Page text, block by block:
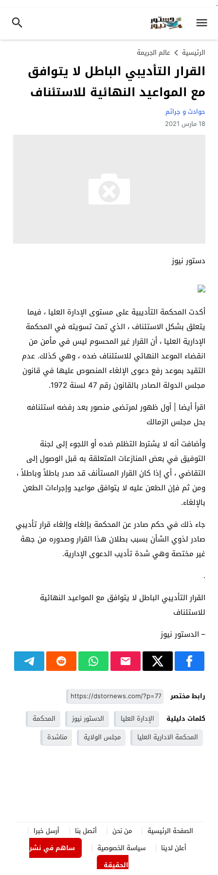
.
الرئيسية عالم الجريمة
القرار التأديبي الباطل لا يتوافق
مع المواعيد النهائية للاستئناف
حوادث و جرائم
18 مارس 2021
دستور نيوز
أكدت المحكمة التأديبية على مستوى الإدارة العليا ، فيما
يتعلق بشكل الاستئناف ، الذي تمت تسويته في المحكمة
الإدارية العليا ، أن القرار غير المحسوم ليس في مأمن من
انقضاء الموعد النهائي للاستئناف ضده ، وهي كذلك. عدم
التقيد بموعد رفع دعوى الإلغاء المنصوص عليها في قانون
مجلس الدولة الصادر بالقانون رقم 47 لسنة 1972.
اقرأ أيضا | أول ظهور لمرتضى منصور بعد رفضه استئنافه
بحل مجلس الزمالك
وأضافت أنه لا يشترط التظلم ضده أو اللجوء إلى لجنة
التوفيق في بعض المنازعات المتعلقة به قبل الوصول إلى
التقاضي ، أي إذا كان القرار المستأنف قد صدر باطلاً وباطلاً ،
ومن ثم فإن الطعن عليه لا يتوافق مواعيد وإجراءات الطعن
بالإلغاء.
جاء ذلك في حكم صادر عن المحكمة بإلغاء وإلغاء قرار تأديبي
صادر لذوي الشأن بسبب بطلان هذا القرار وصدوره من جهة
غير مختصة وهي شدة تأديب الدعوى الإدارية.
.
القرار التأديبي الباطل لا يتوافق مع المواعيد النهائية
للاستئناف
– الدستور نيوز
رابط مختصر
كلمات دليلية
الإدارة العليا الدستور نيوز
المحكمة
المحكمة الادارية العليا
مجلس الولاية مناشدة
الصفحة الرئيسية من نحن أتصل بنا
أرسل خبرا
أعلن لدينا
سياسة الخصوصية
ساهم في نشر
الحقيقة